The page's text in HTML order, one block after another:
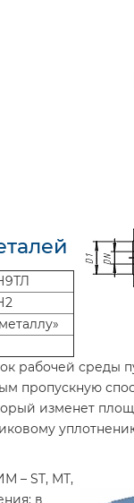
рабочей
пропускную
изменет
– ST, МТ,
в